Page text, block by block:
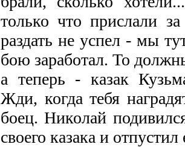
только что прислали
раздать не успел - мы
бою заработал. То
а теперь - казак
Жди, когда тебя
боец. Николай
своего казака и отпустил